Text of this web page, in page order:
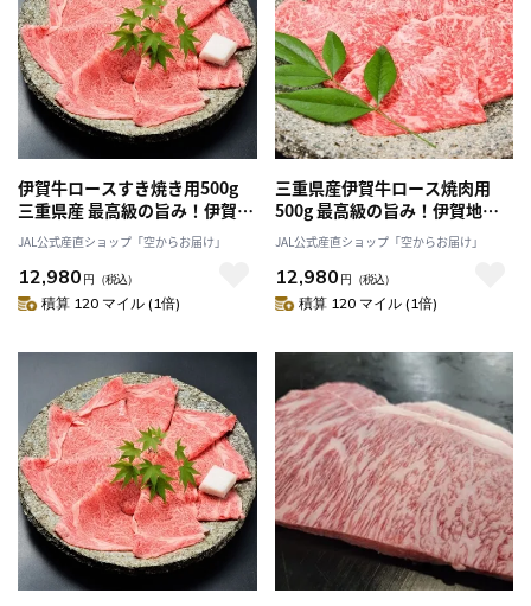
伊賀牛ロースすき焼き用500g
三重県産 最高級の旨み！伊賀地
域のみの希少な牛「有限会社伊
賀肉の駒井」送料無料
JAL公式産直ショップ「空からお届け」
12,980 円 （税込）
積算 120 マイル (1倍)
三重県産伊賀牛ロース焼肉用
500g 最高級の旨み！伊賀地域
のみの希少な牛「有限会社伊賀
肉の駒井」 送料無料
JAL公式産直ショップ「空からお届け」
12,980 円 （税込）
積算 120 マイル (1倍)